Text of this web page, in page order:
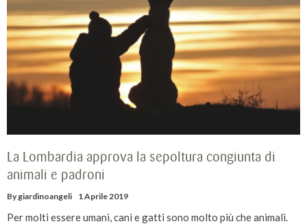
La Lombardia approva la sepoltura congiunta di
animali e padroni
By giardinoangeli 1 Aprile 2019
Per molti essere umani, cani e gatti sono molto più che animali.